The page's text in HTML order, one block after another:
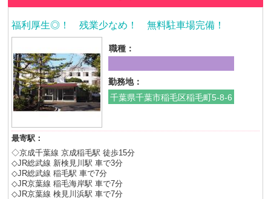
福利厚生◎！ 残業少なめ！ 無料駐車場完備！
職種：
勤務地：
千葉県千葉市稲毛区稲毛町5-8-6
最寄駅：
◇京成千葉線 京成稲毛駅 徒歩15分
◇JR総武線 新検見川駅 車で3分
◇JR総武線 稲毛駅 車で7分
◇JR京葉線 稲毛海岸駅 車で7分
◇JR京葉線 検見川浜駅 車で7分